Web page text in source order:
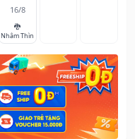
16/8
🐉
Nhâm Thìn